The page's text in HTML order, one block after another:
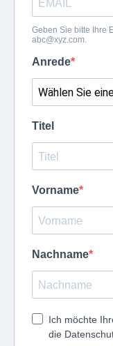
Geben Sie bitte Ihre
abc@xyz.com.
Anrede
Titel
Vorname
Nachname
Ich möchte
die